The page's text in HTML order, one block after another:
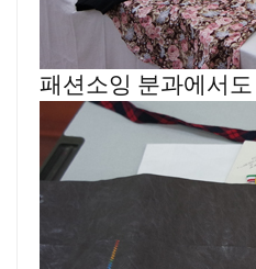
패션소잉 분과에서